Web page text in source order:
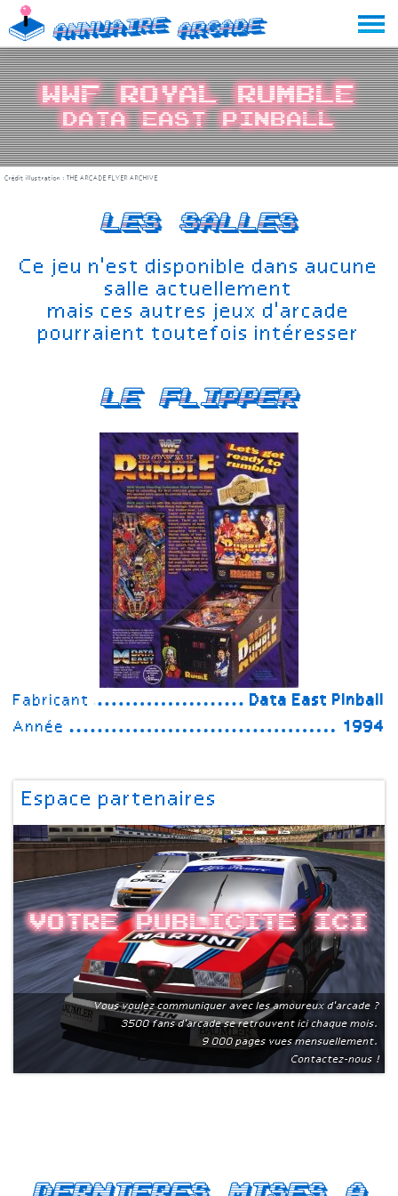
Skip
to
content
Annuaire Arcade
Crédit illustration : THE ARCADE FLYER ARCHIVE
WWF Royal Rumble
Data East Pinball
Les salles
Ce jeu n'est disponible dans aucune
salle actuellement
mais ces autres jeux d'arcade
pourraient toutefois intéresser
Le Flipper
Fabricant
Data East Pinball
Année
1994
Espace partenaires
Votre publicite ici
Vous voulez communiquer avec les amoureux d'arcade ?
3500 fans d'arcade se retrouvent ici chaque mois.
9 000 pages vues mensuellement.
Contactez-nous !
Dernieres mises a